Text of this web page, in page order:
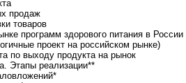
продаж
товаров
программ здорового питания в России
проект на российском рынке)
по выходу продукта на рынок
Этапы реализации**